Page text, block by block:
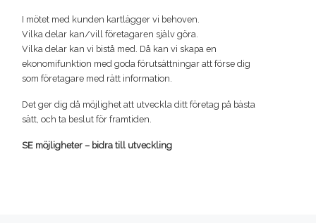
I mötet med kunden kartlägger vi behoven.
Vilka delar kan/vill företagaren själv göra.
Vilka delar kan vi bistå med. Då kan vi skapa en
ekonomifunktion med goda förutsättningar att förse dig
som företagare med rätt information.
Det ger dig då möjlighet att utveckla ditt företag på bästa
sätt, och ta beslut för framtiden.
SE möjligheter – bidra till utveckling